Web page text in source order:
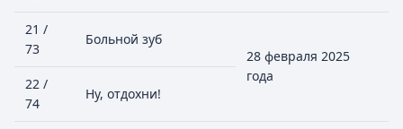
21 /
73
Больной зуб
28 февраля 2025
года
22 /
74
Ну, отдохни!